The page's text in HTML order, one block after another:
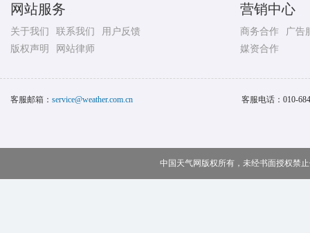
网站服务
关于我们 联系我们
用户反馈
版权声明
网站律师
营销中心
商务合作
广告
媒资合作
客服邮箱： service@weather.com.cn 客服电话： 010-
中国天气网版权所有，未经书面授权